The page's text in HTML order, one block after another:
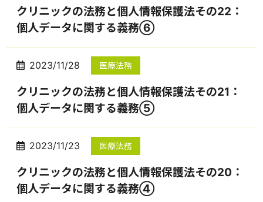
クリニックの法務と個人情報保護法その22：
個人データに関する義務⑥
2023/11/28 医療法務
クリニックの法務と個人情報保護法その21：
個人データに関する義務⑤
2023/11/23 医療法務
クリニックの法務と個人情報保護法その20：
個人データに関する義務④